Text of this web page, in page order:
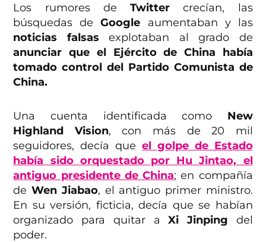
Los rumores deTwitter crecían, las
búsquedas deGoogle aumentaban y las
noticias falsas explotaban al grado de
anunciar que el Ejército de China había
tomado control del Partido Comunista de
China.
Una cuenta identificada como New
Highland Vision, con más de 20 mil
seguidores, decía que el golpe de Estado
había sido orquestado por Hu Jintao, el
antiguo presidente de China; en compañía
deWen Jiabao, el antiguo primer ministro.
En su versión, ficticia, decía que se habían
organizado para quitar aXi Jinping del
poder.